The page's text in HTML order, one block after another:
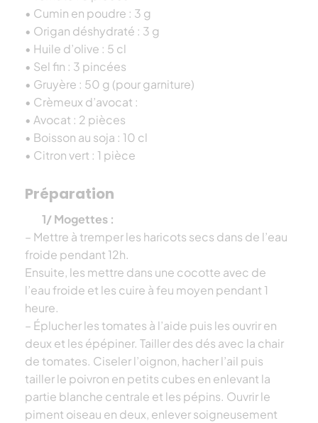
• Cumin en poudre : 3 g
• Origan déshydraté : 3 g
• Huile d’olive : 5 cl
• Sel fin : 3 pincées
• Gruyère : 50 g (pour garniture)
• Crèmeux d’avocat :
• Avocat : 2 pièces
• Boisson au soja : 10 cl
• Citron vert : 1 pièce
Préparation
1/ Mogettes :
– Mettre à tremper les haricots secs dans de l’eau
froide pendant 12h.
Ensuite, les mettre dans une cocotte avec de
l’eau froide et les cuire à feu moyen pendant 1
heure.
– Éplucher les tomates à l’aide puis les ouvrir en
deux et les épépiner. Tailler des dés avec la chair
de tomates. Ciseler l’oignon, hacher l’ail puis
tailler le poivron en petits cubes en enlevant la
partie blanche centrale et les pépins. Ouvrir le
piment oiseau en deux, enlever soigneusement